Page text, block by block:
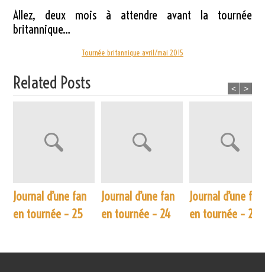
Allez, deux mois à attendre avant la tournée
britannique…
Tournée britannique avril/mai 2015
Related Posts
Journal d’une fan
en tournée – 25
Journal d’une fan
en tournée – 24
Journal d’une fan
en tournée – 23
< >